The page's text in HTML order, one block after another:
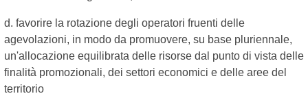
d. favorire la rotazione degli operatori fruenti delle
agevolazioni, in modo da promuovere, su base pluriennale,
un'allocazione equilibrata delle risorse dal punto di vista delle
finalità promozionali, dei settori economici e delle aree del
territorio